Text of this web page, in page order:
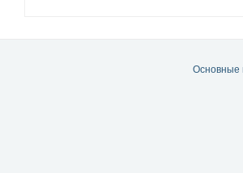
Основные